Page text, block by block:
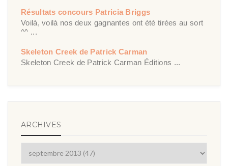
Résultats concours Patricia Briggs
Voilà, voilà nos deux gagnantes ont été tirées au sort
^^ ...
Skeleton Creek de Patrick Carman
Skeleton Creek de Patrick Carman Éditions ...
ARCHIVES